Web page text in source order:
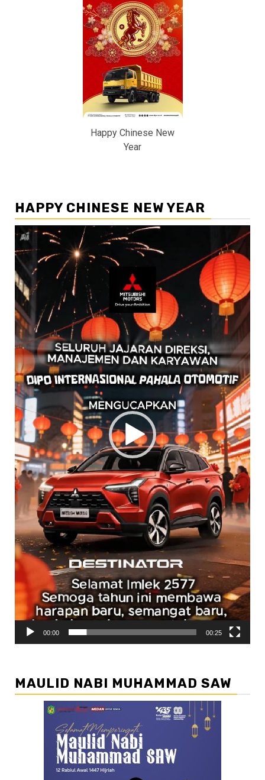
Happy Chinese New
Year
HAPPY CHINESE NEW YEAR
Pemutar
00:00 00:25
MAULID NABI MUHAMMAD SAW